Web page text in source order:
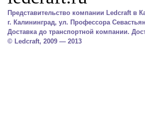
Представительство компании Ledcraft в
г. Калининград, ул. Профессора
Доставка до транспортной компании.
© Ledcraft, 2009 — 2013